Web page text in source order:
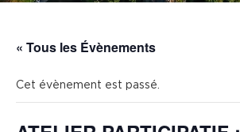
« Tous les Évènements
Cet évènement est passé.